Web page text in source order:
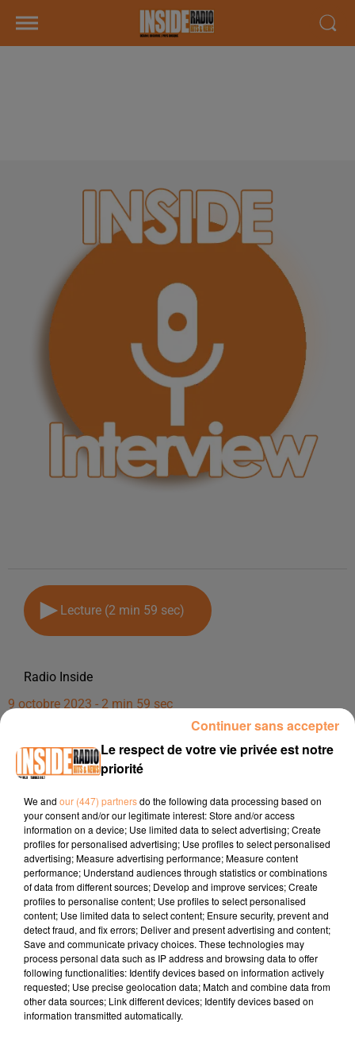
Lecture (2 min 59 sec)
Radio Inside
9 octobre 2023 - 2 min 59 sec
INTERVIEW DE MARIE "OPTIQUE MONFRAY" À DENGUIN, SUR RADIO
INSIDE
Page Facebook : Optique Monfray
Compte Instagram
https://www.instagram.com/optique_monfray_denguin/
Téléphone : 05 59 84 43 02
TITRES DIFFUSÉS
Le respect de votre vie privée est notre
priorité
We and our (447) partnersdo the following data processing based on
your consent and/or our legitimate interest: Store and/or access
information on a device; Use limited data to select advertising; Create
profiles for personalised advertising; Use profiles to select personalised
advertising; Measure advertising performance; Measure content
performance; Understand audiences through statistics or combinations
of data from different sources; Develop and improve services; Create
profiles to personalise content; Use profiles to select personalised
content; Use limited data to select content; Ensure security, prevent and
detect fraud, and fix errors; Deliver and present advertising and content;
Save and communicate privacy choices. These technologies may
process personal data such as IP address and browsing data to offer
following functionalities: Identify devices based on information actively
requested; Use precise geolocation data; Match and combine data from
other data sources; Link different devices; Identify devices based on
information transmitted automatically.
Continuer sans accepter